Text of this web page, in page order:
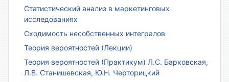
Статистический анализ в маркетинговых
исследованиях
Сходимость несобственных интегралов
Теория вероятностей (Лекции)
Теория вероятностей (Практикум) Л.С. Барковская,
Л.В. Станишевская, Ю.Н. Черторицкий